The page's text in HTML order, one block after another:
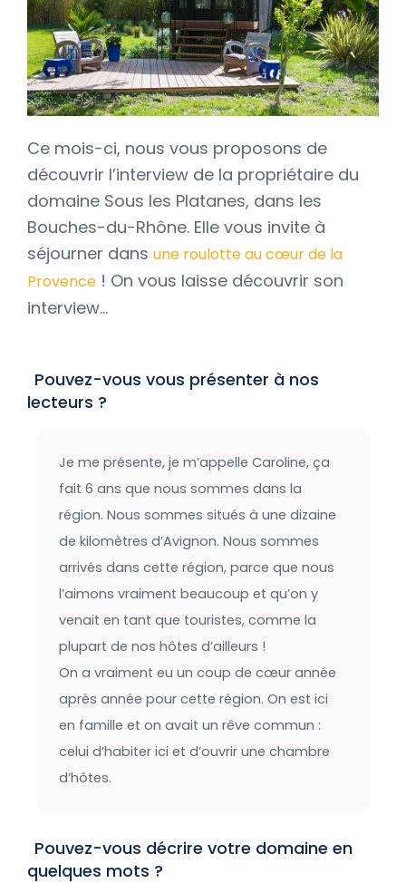
Ce mois-ci, nous vous proposons de
découvrir l’interview de la propriétaire du
domaine Sous les Platanes, dans les
Bouches-du-Rhône. Elle vous invite à
séjourner dans une roulotte au cœur de la
Provence ! On vous laisse découvrir son
interview...
Pouvez-vous vous présenter à nos
lecteurs ?
Je me présente, je m’appelle Caroline, ça
fait 6 ans que nous sommes dans la
région. Nous sommes situés à une dizaine
de kilomètres d’Avignon. Nous sommes
arrivés dans cette région, parce que nous
l’aimons vraiment beaucoup et qu’on y
venait en tant que touristes, comme la
plupart de nos hôtes d’ailleurs !
On a vraiment eu un coup de cœur année
après année pour cette région. On est ici
en famille et on avait un rêve commun :
celui d’habiter ici et d’ouvrir une chambre
d’hôtes.
Pouvez-vous décrire votre domaine en
quelques mots ?